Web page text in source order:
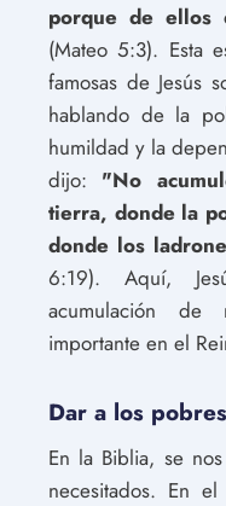
porque de
(Mateo 5:3). Esta
famosas de Jesús
hablando de la
humildad y la
dijo: "No
tierra, donde la
donde los
6:19). Aquí,
acumulación de
importante en el
Dar a los pobres
En la Biblia, se
necesitados. En